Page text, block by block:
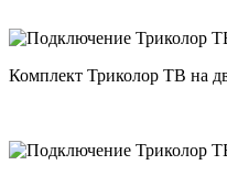
Комплект Триколор ТВ на